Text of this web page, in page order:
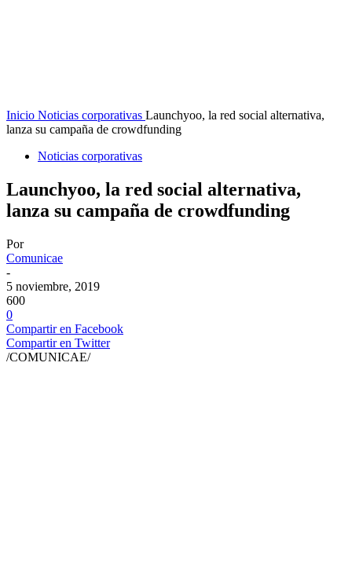
Inicio Noticias corporativas Launchyoo, la red social alternativa,
lanza su campaña de crowdfunding
Noticias corporativas
Launchyoo, la red social alternativa,
lanza su campaña de crowdfunding
Por
Comunicae
-
5 noviembre, 2019
600
0
Compartir en Facebook
Compartir en Twitter
/COMUNICAE/